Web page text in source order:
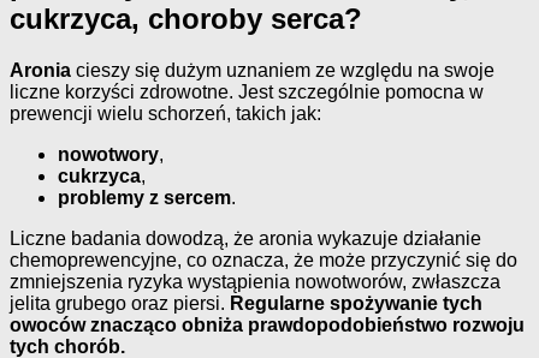
cukrzyca, choroby serca?
Aronia cieszy się dużym uznaniem ze względu na swoje
liczne korzyści zdrowotne. Jest szczególnie pomocna w
prewencji wielu schorzeń, takich jak:
nowotwory,
cukrzyca,
problemy z sercem.
Liczne badania dowodzą, że aronia wykazuje działanie
chemoprewencyjne, co oznacza, że może przyczynić się do
zmniejszenia ryzyka wystąpienia nowotworów, zwłaszcza
jelita grubego oraz piersi. Regularne spożywanie tych
owoców znacząco obniża prawdopodobieństwo rozwoju
tych chorób.